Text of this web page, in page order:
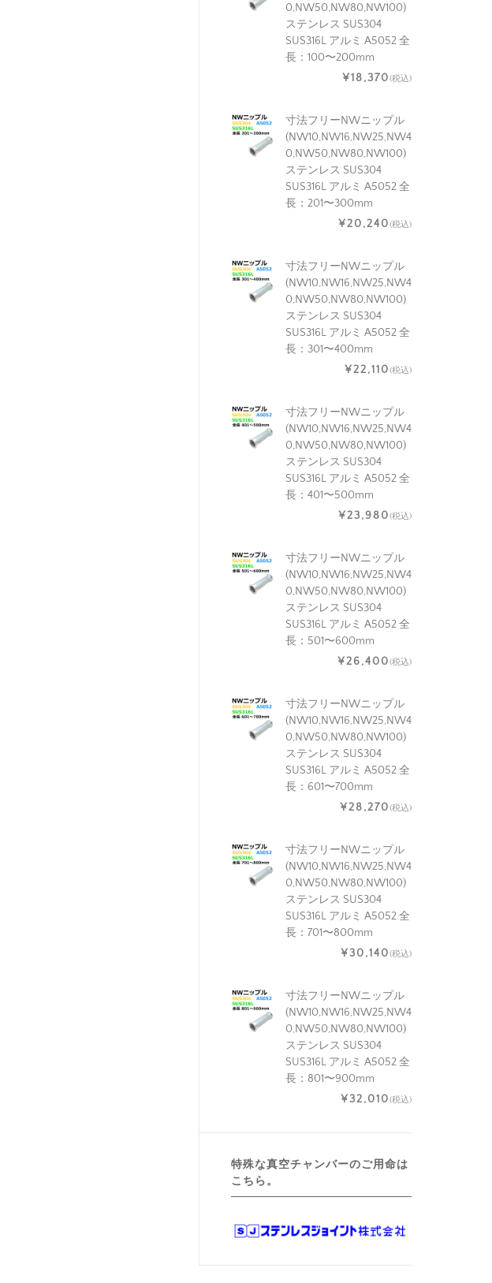
0,NW50,NW80,NW100)
ステンレス SUS304
SUS316L アルミ A5052 全
長：100〜200mm
¥18,370(税込)
寸法フリーNWニップル
(NW10,NW16,NW25,NW4
0,NW50,NW80,NW100)
ステンレス SUS304
SUS316L アルミ A5052 全
長：201〜300mm
¥20,240(税込)
寸法フリーNWニップル
(NW10,NW16,NW25,NW4
0,NW50,NW80,NW100)
ステンレス SUS304
SUS316L アルミ A5052 全
長：301〜400mm
¥22,110(税込)
寸法フリーNWニップル
(NW10,NW16,NW25,NW4
0,NW50,NW80,NW100)
ステンレス SUS304
SUS316L アルミ A5052 全
長：401〜500mm
¥23,980(税込)
寸法フリーNWニップル
(NW10,NW16,NW25,NW4
0,NW50,NW80,NW100)
ステンレス SUS304
SUS316L アルミ A5052 全
長：501〜600mm
¥26,400(税込)
寸法フリーNWニップル
(NW10,NW16,NW25,NW4
0,NW50,NW80,NW100)
ステンレス SUS304
SUS316L アルミ A5052 全
長：601〜700mm
¥28,270(税込)
寸法フリーNWニップル
(NW10,NW16,NW25,NW4
0,NW50,NW80,NW100)
ステンレス SUS304
SUS316L アルミ A5052 全
長：701〜800mm
¥30,140(税込)
寸法フリーNWニップル
(NW10,NW16,NW25,NW4
0,NW50,NW80,NW100)
ステンレス SUS304
SUS316L アルミ A5052 全
長：801〜900mm
¥32,010(税込)
特殊な真空チャンバーのご用命は
こちら。